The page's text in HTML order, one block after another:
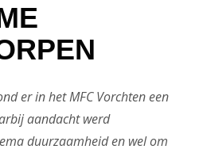
er in het MFC Vorchten een
aandacht werd
duurzaamheid en wel om